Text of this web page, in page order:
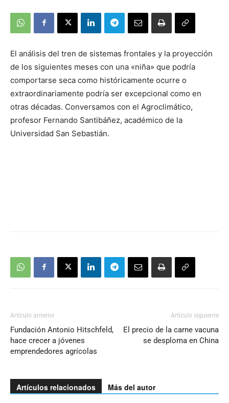
El análisis del tren de sistemas frontales y la proyección
de los siguientes meses con una «niña» que podría
comportarse seca como históricamente ocurre o
extraordinariamente podría ser excepcional como en
otras décadas. Conversamos con el Agroclimático,
profesor Fernando Santibáñez, académico de la
Universidad San Sebastián.
Artículo anterior
Fundación Antonio Hitschfeld,
hace crecer a jóvenes
emprendedores agrícolas
Artículo siguiente
El precio de la carne vacuna
se desploma en China
Artículos relacionados Más del autor